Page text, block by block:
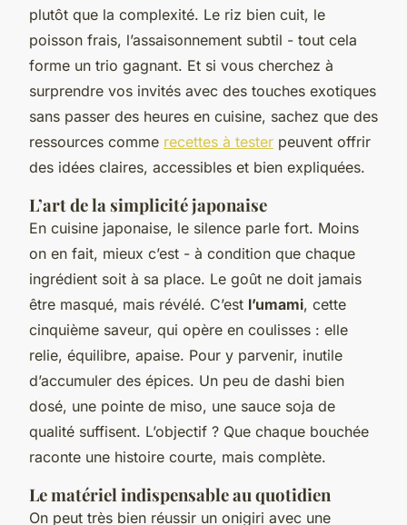
plutôt que la complexité. Le riz bien cuit, le
poisson frais, l’assaisonnement subtil - tout cela
forme un trio gagnant. Et si vous cherchez à
surprendre vos invités avec des touches exotiques
sans passer des heures en cuisine, sachez que des
ressources comme recettes à tester peuvent offrir
des idées claires, accessibles et bien expliquées.
L’art de la simplicité japonaise
En cuisine japonaise, le silence parle fort. Moins
on en fait, mieux c’est - à condition que chaque
ingrédient soit à sa place. Le goût ne doit jamais
être masqué, mais révélé. C’est l’umami, cette
cinquième saveur, qui opère en coulisses : elle
relie, équilibre, apaise. Pour y parvenir, inutile
d’accumuler des épices. Un peu de dashi bien
dosé, une pointe de miso, une sauce soja de
qualité suffisent. L’objectif ? Que chaque bouchée
raconte une histoire courte, mais complète.
Le matériel indispensable au quotidien
On peut très bien réussir un onigiri avec une